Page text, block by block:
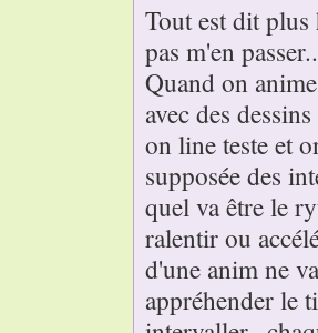
Tout est dit
pas m'en
Quand on
avec des
on line teste et
supposée des
quel va être le
ralentir ou
d'une anim ne
appréhender le